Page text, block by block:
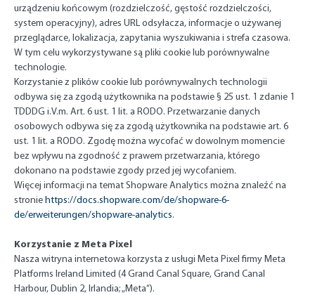
urządzeniu końcowym (rozdzielczość, gęstość rozdzielczości,
system operacyjny), adres URL odsyłacza, informacje o używanej
przeglądarce, lokalizacja, zapytania wyszukiwania i strefa czasowa.
W tym celu wykorzystywane są pliki cookie lub porównywalne
technologie.
Korzystanie z plików cookie lub porównywalnych technologii
odbywa się za zgodą użytkownika na podstawie § 25 ust. 1 zdanie 1
TDDDG i.V.m. Art. 6 ust. 1 lit. a RODO. Przetwarzanie danych
osobowych odbywa się za zgodą użytkownika na podstawie art. 6
ust. 1 lit. a RODO. Zgodę można wycofać w dowolnym momencie
bez wpływu na zgodność z prawem przetwarzania, którego
dokonano na podstawie zgody przed jej wycofaniem.
Więcej informacji na temat Shopware Analytics można znaleźć na
stroniehttps://docs.shopware.com/de/shopware-6-
de/erweiterungen/shopware-analytics.
Korzystanie z Meta Pixel
Nasza witryna internetowa korzysta z usługi Meta Pixel firmy Meta
Platforms Ireland Limited (4 Grand Canal Square, Grand Canal
Harbour, Dublin 2, Irlandia; „Meta”).